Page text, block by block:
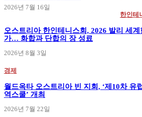
2026년 7월 16일
한인테
오스트리아 한인테니스회, 2026 발리 세
가… 화합과 단합의 장 성료
2026년 8월 3일
경제
월드옥타 오스트리아 빈 지회, ‘제10차 유
역스쿨’ 개최
2026년 7월 22일